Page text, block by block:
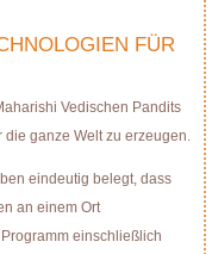
FÜR
Vedischen Pandits
ganze Welt zu erzeugen.
eindeutig belegt, dass
an einem Ort
einschließlich